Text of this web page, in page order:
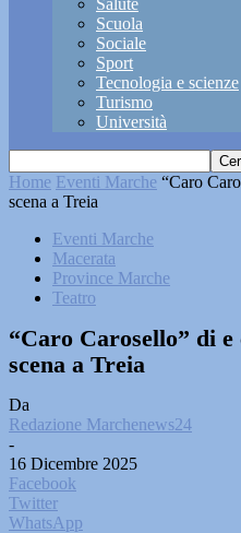
Salute
Scuola
Sociale
Sport
Tecnologia e scienze
Turismo
Università
Home Eventi Marche “Caro
scena a Treia
Eventi Marche
Macerata
Province Marche
Teatro
“Caro Carosello” di
scena a Treia
Da
Redazione Marchenews24
-
16 Dicembre 2025
Facebook
Twitter
WhatsApp